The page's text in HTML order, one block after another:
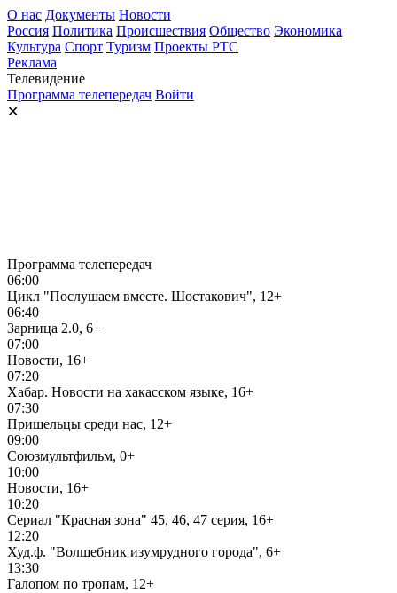
О нас Документы Новости
Россия Политика Происшествия Общество Экономика
Культура Спорт Туризм Проекты РТС
Реклама
Телевидение
Программа телепередач Войти
✕
Программа телепередач
06:00
Цикл "Послушаем вместе. Шостакович", 12+
06:40
Зарница 2.0, 6+
07:00
Новости, 16+
07:20
Хабар. Новости на хакасском языке, 16+
07:30
Пришельцы среди нас, 12+
09:00
Союзмультфильм, 0+
10:00
Новости, 16+
10:20
Сериал "Красная зона" 45, 46, 47 серия, 16+
12:20
Худ.ф. "Волшебник изумрудного города", 6+
13:30
Галопом по тропам, 12+